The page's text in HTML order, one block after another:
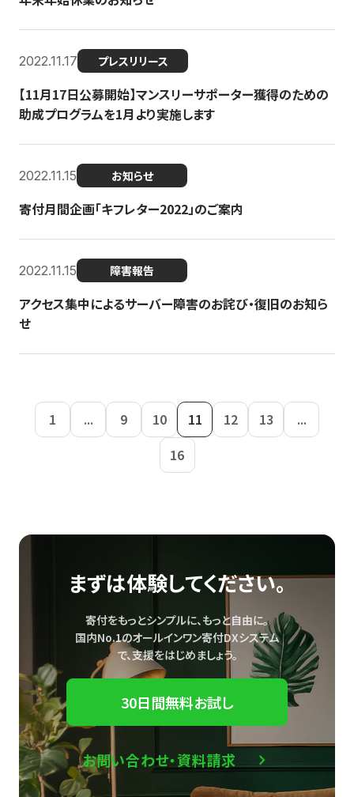
2022.11.17 プレスリリース
【11月17日公募開始】マンスリーサポーター獲得のための
助成プログラムを1月より実施します
2022.11.15 お知らせ
寄付月間企画「キフレター2022」のご案内
2022.11.15 障害報告
アクセス集中によるサーバー障害のお詫び・復旧のお知ら
せ
1 ... 9 10 11 12 13
...
16
まずは体験してください。
寄付をもっとシンプルに、もっと自由に。
国内No.1のオールインワン寄付DXシステム
で、支援をはじめましょう。
30日間無料お試し
お問い合わせ・資料請求